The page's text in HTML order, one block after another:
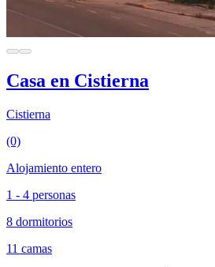
Casa en Cistierna
Cistierna
(0)
Alojamiento entero
1 - 4 personas
8 dormitorios
11 camas